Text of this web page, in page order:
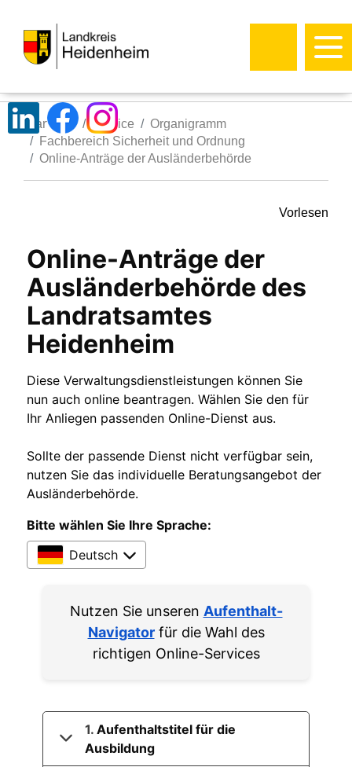
Startseite Service
Organigramm
Fachbereich Sicherheit und Ordnung
Online-Anträge der Ausländerbehörde
Vorlesen